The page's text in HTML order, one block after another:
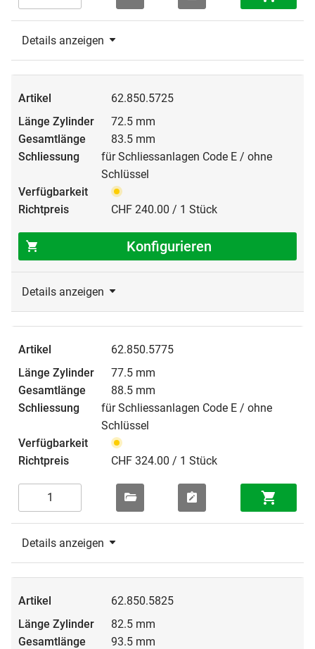
Details anzeigen
62.850.5725
72.5 mm
83.5 mm
für Schliessanlagen Code E / ohne
Schlüssel
CHF 240.00 / 1 Stück
Konfigurieren
Details anzeigen
62.850.5775
77.5 mm
88.5 mm
für Schliessanlagen Code E / ohne
Schlüssel
CHF 324.00 / 1 Stück
Details anzeigen
62.850.5825
82.5 mm
93.5 mm